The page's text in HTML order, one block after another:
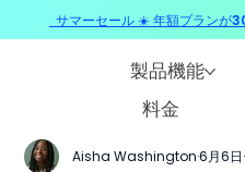
製品機能
料金
Aisha Washington 6月6日
サマーセール ☀️ 年額プランが